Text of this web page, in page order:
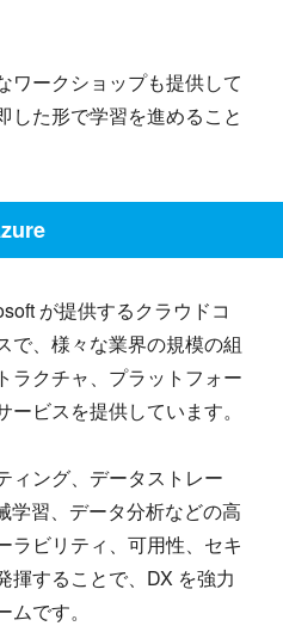
ワークショップも提供して
した形で学習を進めること
が提供するクラウドコ
で、様々な業界の規模の組
ラクチャ、プラットフォー
ビスを提供しています。
ィング、データストレー
学習、データ分析などの高
ラビリティ、可用性、セキ
揮することで、DX を強力
です。